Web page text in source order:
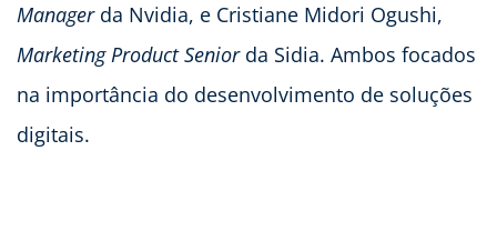
Managerda Nvidia, e Cristiane Midori Ogushi,
Marketing Product Seniorda Sidia. Ambos focados
na importância do desenvolvimento de soluções
digitais.